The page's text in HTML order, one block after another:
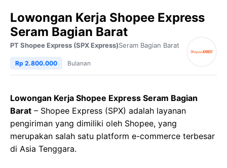
Lowongan Kerja Shopee Express
Seram Bagian Barat
PT Shopee Express (SPX Express)Seram Bagian Barat
Rp 2.800.000 Bulanan
Lowongan Kerja Shopee Express Seram Bagian
Barat – Shopee Express (SPX) adalah layanan
pengiriman yang dimiliki oleh Shopee, yang
merupakan salah satu platform e-commerce terbesar
di Asia Tenggara.